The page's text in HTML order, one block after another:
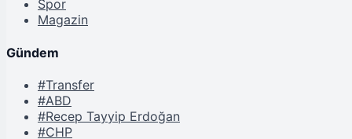
Spor
Magazin
Gündem
#Transfer
#ABD
#Recep Tayyip Erdoğan
#CHP